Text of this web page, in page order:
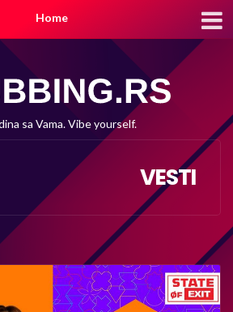
Home
sa Vama. Vibe yourself.
VESTI